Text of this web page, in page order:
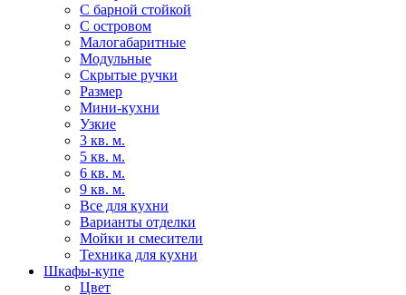
С барной стойкой
С островом
Малогабаритные
Модульные
Скрытые ручки
Размер
Мини-кухни
Узкие
3 кв. м.
5 кв. м.
6 кв. м.
9 кв. м.
Все для кухни
Варианты отделки
Мойки и смесители
Техника для кухни
Шкафы-купе
Цвет